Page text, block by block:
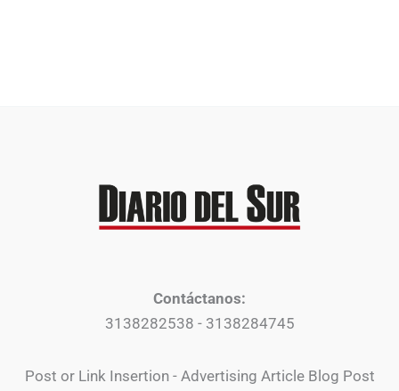
Contáctanos:
3138282538 - 3138284745
Post or Link Insertion - Advertising Article Blog Post